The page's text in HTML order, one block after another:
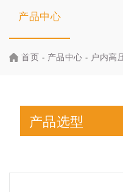
产品中心
首页 - 产品中心 - 户内高
产品选型